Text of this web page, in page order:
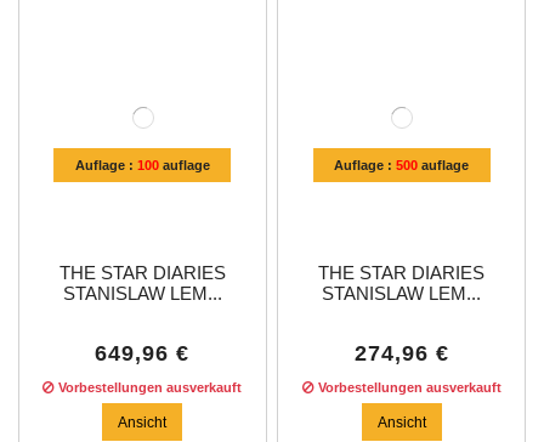
Auflage : 100auflage
THE STAR DIARIES
STANISLAW LEM...
649,96 €
Vorbestellungen ausverkauft
Ansicht
Auflage :500 auflage
THE STAR DIARIES
STANISLAW LEM...
274,96 €
Vorbestellungen ausverkauft
Ansicht